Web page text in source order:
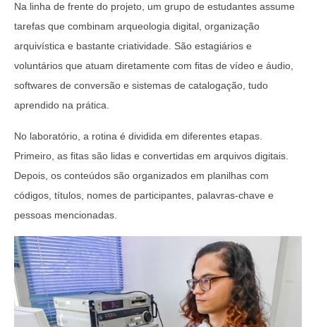
Na linha de frente do projeto, um grupo de estudantes assume
tarefas que combinam arqueologia digital, organização
arquivística e bastante criatividade. São estagiários e
voluntários que atuam diretamente com fitas de vídeo e áudio,
softwares de conversão e sistemas de catalogação, tudo
aprendido na prática.
No laboratório, a rotina é dividida em diferentes etapas.
Primeiro, as fitas são lidas e convertidas em arquivos digitais.
Depois, os conteúdos são organizados em planilhas com
códigos, títulos, nomes de participantes, palavras-chave e
pessoas mencionadas.